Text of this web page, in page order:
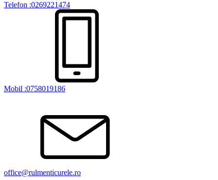
Telefon :0269221474
Mobil :0758019186
office@rulmenticurele.ro